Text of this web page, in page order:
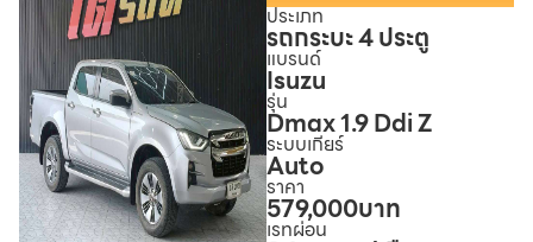
ประเภท
รถกระบะ 4 ประตู
แบรนด์
Isuzu
รุ่น
Dmax 1.9 Ddi Z
ระบบเกียร์
Auto
ราคา
579,000บาท
เรทผ่อน